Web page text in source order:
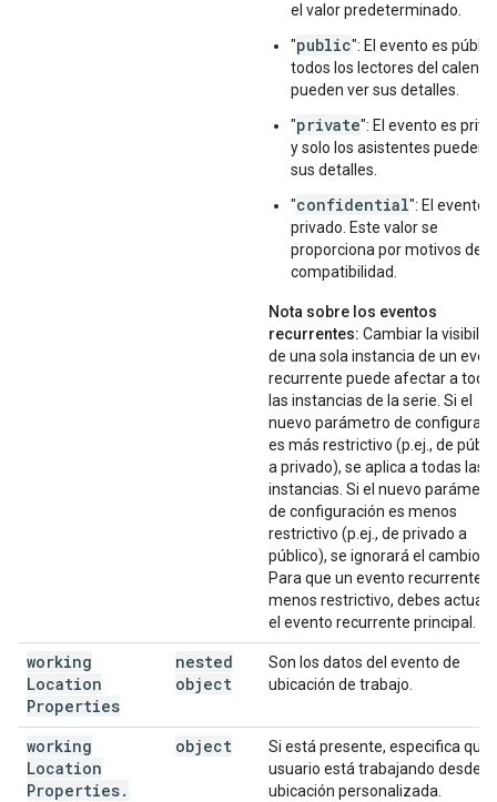
el valor predeterminado.
"public": El evento es
todos los lectores del
pueden ver sus detalles.
"private": El evento es
y solo los asistentes pueden
sus detalles.
"confidential": El evento
privado. Este valor se
proporciona por motivos de
compatibilidad.
Nota sobre los eventos
recurrentes: Cambiar la
de una sola instancia de un
recurrente puede afectar a
las instancias de la serie. Si el
nuevo parámetro de
es más restrictivo (p.ej., de
a privado), se aplica a todas las
instancias. Si el nuevo
de configuración es menos
restrictivo (p.ej., de privado a
público), se ignorará el cambio.
Para que un evento recurrente
menos restrictivo, debes
el evento recurrente principal.
working
Location
Properties
nested
object
Son los datos del evento de
ubicación de trabajo.
working
Location
Properties.
object
Si está presente, especifica que
usuario está trabajando desde
ubicación personalizada.